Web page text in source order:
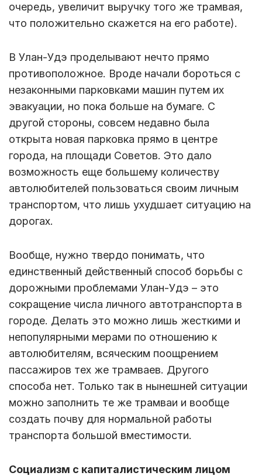
очередь, увеличит выручку того же трамвая,
что положительно скажется на его работе).
В Улан-Удэ проделывают нечто прямо
противоположное. Вроде начали бороться с
незаконными парковками машин путем их
эвакуации, но пока больше на бумаге. С
другой стороны, совсем недавно была
открыта новая парковка прямо в центре
города, на площади Советов. Это дало
возможность еще большему количеству
автолюбителей пользоваться своим личным
транспортом, что лишь ухудшает ситуацию на
дорогах.
Вообще, нужно твердо понимать, что
единственный действенный способ борьбы с
дорожными проблемами Улан-Удэ – это
сокращение числа личного автотранспорта в
городе. Делать это можно лишь жесткими и
непопулярными мерами по отношению к
автолюбителям, всяческим поощрением
пассажиров тех же трамваев. Другого
способа нет. Только так в нынешней ситуации
можно заполнить те же трамваи и вообще
создать почву для нормальной работы
транспорта большой вместимости.
Социализм с капиталистическим лицом